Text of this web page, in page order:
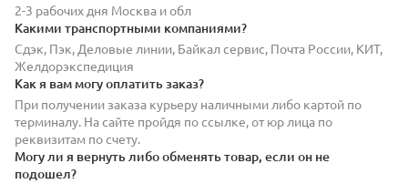
2-3 рабочих дня Москва и обл
Какими транспортными компаниями?
Сдэк, Пэк, Деловые линии, Байкал сервис, Почта России, КИТ,
Желдорэкспедиция
Как я вам могу оплатить заказ?
При получении заказа курьеру наличными либо картой по
терминалу. На сайте пройдя по ссылке, от юр лица по
реквизитам по счету.
Могу ли я вернуть либо обменять товар, если он не
подошел?